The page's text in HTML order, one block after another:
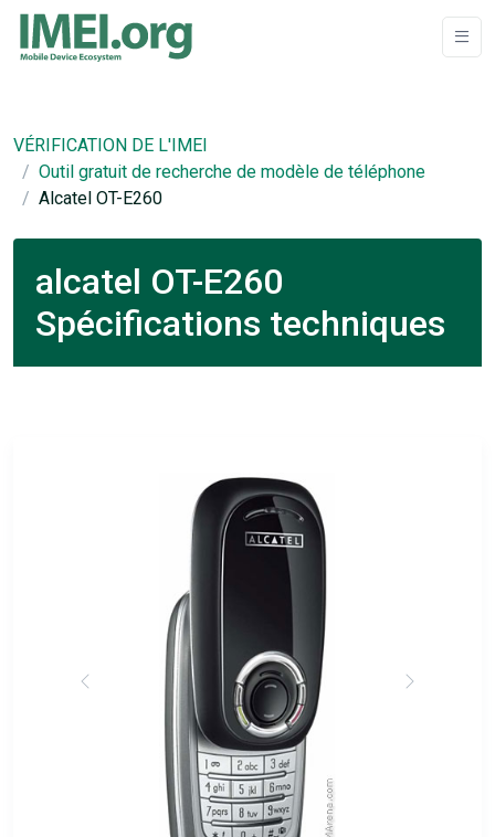
VÉRIFICATION DE L'IMEI
Outil gratuit de recherche de modèle de téléphone
Alcatel OT-E260
alcatel OT-E260
Spécifications techniques